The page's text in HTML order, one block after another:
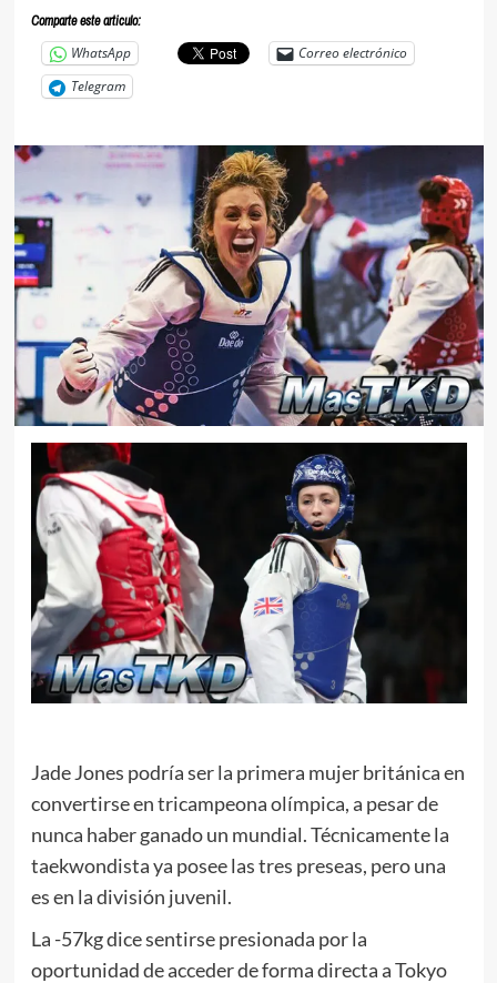
Comparte este articulo:
WhatsApp
Correo electrónico
Telegram
Jade Jones podría ser la primera mujer británica en
convertirse en tricampeona olímpica, a pesar de
nunca haber ganado un mundial. Técnicamente la
taekwondista ya posee las tres preseas, pero una
es en la división juvenil.
La -57kg dice sentirse presionada por la
oportunidad de acceder de forma directa a Tokyo